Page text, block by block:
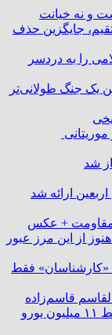
و نه خیانت
جایگزین حذف
را به دردسر
یک جنگ طولانی‌تر
مقاومت + عکس
هنوز از این مرز عبور
«کارشناسان» فقط
قاسم‌زاده
رونالدو و ۱۳ ماشین اسپرت لاکچری؛ فقط ۱۱ میلیون یورو